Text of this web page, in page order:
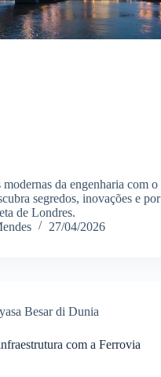
da engenharia com o
segredos, inovações e por
de Londres.
27/04/2026
Besar di Dunia
com a Ferrovia